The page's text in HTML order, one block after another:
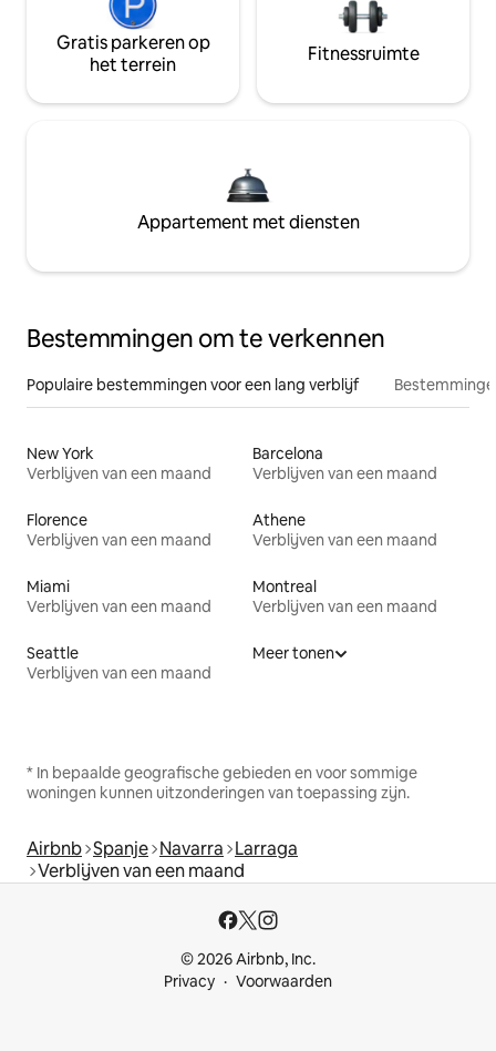
Gratis parkeren op
het terrein
Fitnessruimte
Appartement met diensten
Bestemmingen om te verkennen
Populaire bestemmingen voor een lang verblijf
New York
Verblijven van een maand
Barcelona
Verblijven van een maand
Florence
Verblijven van een maand
Athene
Verblijven van een maand
Miami
Verblijven van een maand
Montreal
Verblijven van een maand
Seattle
Verblijven van een maand
Meer tonen
* In bepaalde geografische gebieden en voor sommige
woningen kunnen uitzonderingen van toepassing zijn.
Airbnb Spanje Navarra Larraga
Verblijven van een maand
© 2026 Airbnb, Inc.
Privacy
Voorwaarden